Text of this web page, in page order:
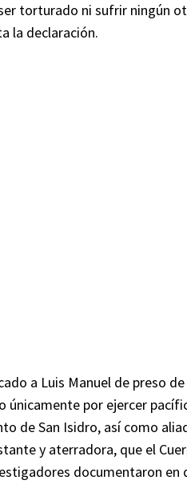
torturado ni sufrir ningún
la declaración.
a Luis Manuel de preso
únicamente por ejercer
de San Isidro, así como
y aterradora, que el
documentaron en